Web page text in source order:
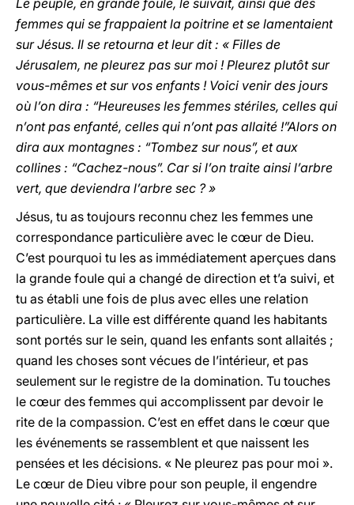
Le peuple, en grande foule, le suivait, ainsi que des
femmes qui se frappaient la poitrine et se lamentaient
sur Jésus. Il se retourna et leur dit : « Filles de
Jérusalem, ne pleurez pas sur moi ! Pleurez plutôt sur
vous-mêmes et sur vos enfants ! Voici venir des jours
où l’on dira : “Heureuses les femmes stériles, celles qui
n’ont pas enfanté, celles qui n’ont pas allaité !”Alors on
dira aux montagnes : “Tombez sur nous”, et aux
collines : “Cachez-nous”. Car si l’on traite ainsi l’arbre
vert, que deviendra l’arbre sec ? »
Jésus, tu as toujours reconnu chez les femmes une
correspondance particulière avec le cœur de Dieu.
C’est pourquoi tu les as immédiatement aperçues dans
la grande foule qui a changé de direction et t’a suivi, et
tu as établi une fois de plus avec elles une relation
particulière. La ville est différente quand les habitants
sont portés sur le sein, quand les enfants sont allaités ;
quand les choses sont vécues de l’intérieur, et pas
seulement sur le registre de la domination. Tu touches
le cœur des femmes qui accomplissent par devoir le
rite de la compassion. C’est en effet dans le cœur que
les événements se rassemblent et que naissent les
pensées et les décisions. « Ne pleurez pas pour moi ».
Le cœur de Dieu vibre pour son peuple, il engendre